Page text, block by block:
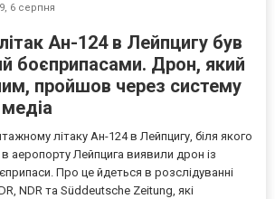
6 серпня
Ан-124 в Лейпцигу був
боєприпасами. Дрон, який
пройшов через систему
літаку Ан-124 в Лейпцигу, біля якого
аеропорту Лейпцига виявили дрон із
Про це йдеться в розслідуванні
NDR та Süddeutsche Zeitung, які